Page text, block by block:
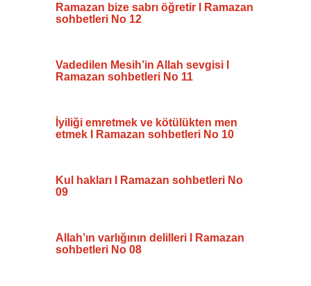
Ramazan bize sabrı öğretir I Ramazan
sohbetleri No 12
Vadedilen Mesih’in Allah sevgisi I
Ramazan sohbetleri No 11
İyiliği emretmek ve kötülükten men
etmek I Ramazan sohbetleri No 10
Kul hakları I Ramazan sohbetleri No
09
Allah’ın varlığının delilleri I Ramazan
sohbetleri No 08